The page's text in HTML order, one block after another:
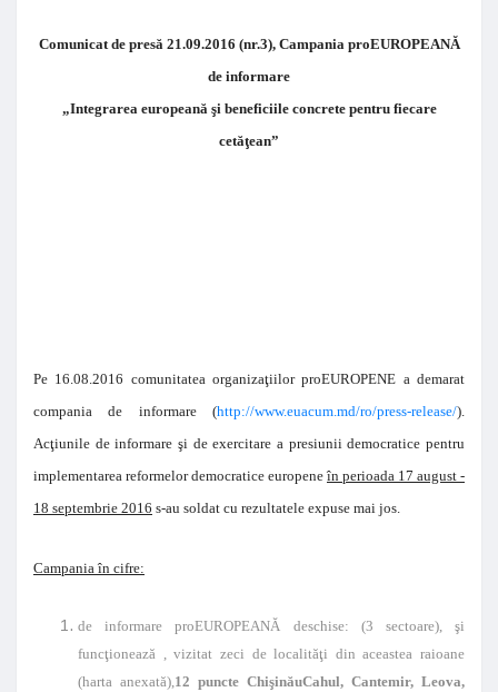
Comunicat de presă 21.09.2016 (nr.3), Campania proEUROPEANĂ
de informare
„Integrarea europeană şi beneficiile concrete pentru fiecare
cetăţean”
Pe 16.08.2016 comunitatea organizaţiilor proEUROPENE a demarat
compania de informare (http://www.euacum.md/ro/press-release/).
Acţiunile de informare şi de exercitare a presiunii democratice pentru
implementarea reformelor democratice europene în perioada 17 august -
18 septembrie 2016 s-au soldat cu rezultatele expuse mai jos.
Campania în cifre:
de informare proEUROPEANĂ deschise: (3 sectoare), şi
funcţionează , vizitat zeci de localităţi din aceastea raioane
(harta anexată),12 puncte ChişinăuCahul, Cantemir, Leova,